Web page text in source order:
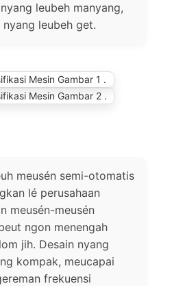
leubeh manyang,
leubeh get.
meusén semi-otomatis
lé perusahaan
meusén-meusén
ngon menengah
jih. Desain nyang
kompak, meucapai
frekuensi